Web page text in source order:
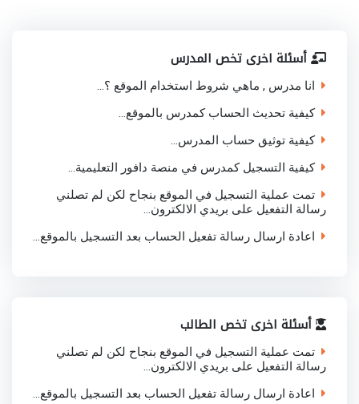
أسئلة اخرى تخص المدرس
انا مدرس , ماهي شروط استخدام الموقع ؟...
كيفية تحديث الحساب كمدرس بالموقع...
كيفية توثيق حساب المدرس...
كيفية التسجيل كمدرس في منصة دافور التعليمية...
تمت عملية التسجيل في الموقع بنجاح لكن لم تصلني
رسالة التفعيل على بريدي الالكترون...
اعادة ارسال رسالة تفعيل الحساب بعد التسجيل بالموقع...
أسئلة اخرى تخص الطالب
تمت عملية التسجيل في الموقع بنجاح لكن لم تصلني
رسالة التفعيل على بريدي الالكترون...
اعادة ارسال رسالة تفعيل الحساب بعد التسجيل بالموقع...